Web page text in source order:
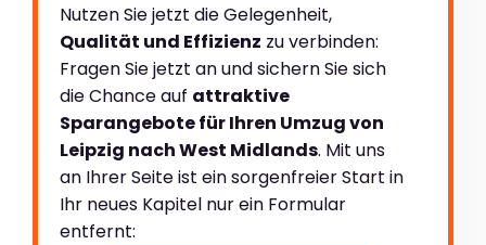
Nutzen Sie jetzt die Gelegenheit,
Qualität und Effizienz zu verbinden:
Fragen Sie jetzt an und sichern Sie sich
die Chance auf attraktive
Sparangebote für Ihren Umzug von
Leipzig nach West Midlands. Mit uns
an Ihrer Seite ist ein sorgenfreier Start in
Ihr neues Kapitel nur ein Formular
entfernt: